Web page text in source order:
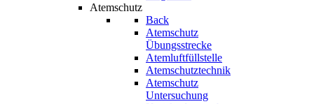
Atemschutz
Back
Atemschutz
Übungsstrecke
Atemluftfüllstelle
Atemschutztechnik
Atemschutz
Untersuchung